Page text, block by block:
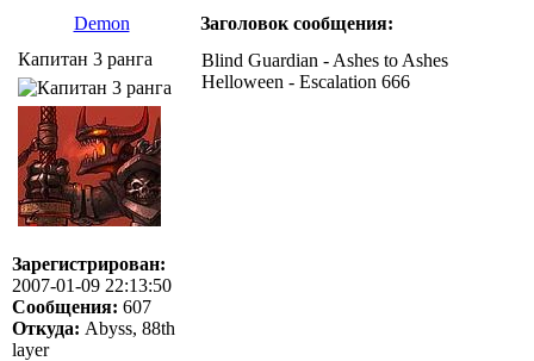
Demon
Заголовок сообщения:
Капитан 3 ранга
Зарегистрирован:
2007-01-09 22:13:50
Сообщения: 607
Откуда: Abyss, 88th
layer
Blind Guardian - Ashes to Ashes
Helloween - Escalation 666